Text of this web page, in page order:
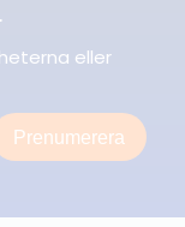
eller
Prenumerera